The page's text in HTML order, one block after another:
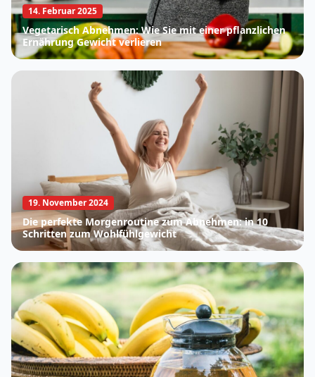
14. Februar 2025
Vegetarisch Abnehmen: Wie Sie mit einer pflanzlichen
Ernährung Gewicht verlieren
19. November 2024
Die perfekte Morgenroutine zum Abnehmen: in 10
Schritten zum Wohlfühlgewicht